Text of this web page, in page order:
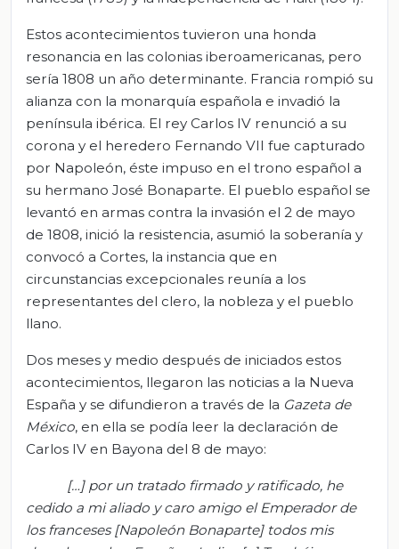
Estos acontecimientos tuvieron una honda
resonancia en las colonias iberoamericanas, pero
sería 1808 un año determinante. Francia rompió su
alianza con la monarquía española e invadió la
península ibérica. El rey Carlos IV renunció a su
corona y el heredero Fernando VII fue capturado
por Napoleón, éste impuso en el trono español a
su hermano José Bonaparte. El pueblo español se
levantó en armas contra la invasión el 2 de mayo
de 1808, inició la resistencia, asumió la soberanía y
convocó a Cortes, la instancia que en
circunstancias excepcionales reunía a los
representantes del clero, la nobleza y el pueblo
llano.
Dos meses y medio después de iniciados estos
acontecimientos, llegaron las noticias a la Nueva
España y se difundieron a través de la Gazeta de
México, en ella se podía leer la declaración de
Carlos IV en Bayona del 8 de mayo:
[…] por un tratado firmado y ratificado, he
cedido a mi aliado y caro amigo el Emperador de
los franceses [Napoleón Bonaparte] todos mis